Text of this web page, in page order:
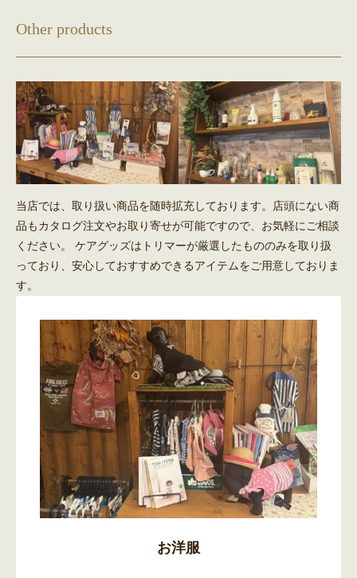
Other products
当店では、取り扱い商品を随時拡充しております。店頭にない商
品もカタログ注文やお取り寄せが可能ですので、お気軽にご相談
ください。 ケアグッズはトリマーが厳選したもののみを取り扱
っており、安心しておすすめできるアイテムをご用意しておりま
す。
お洋服